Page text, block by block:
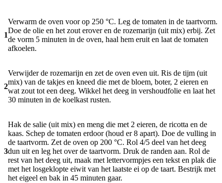
1
Verwarm de oven voor op 250 °C. Leg de tomaten in de taartvorm.
Doe de olie en het zout erover en de rozemarijn (uit mix) erbij. Zet
de vorm 5 minuten in de oven, haal hem eruit en laat de tomaten
afkoelen.
2
Verwijder de rozemarijn en zet de oven even uit. Ris de tijm (uit
mix) van de takjes en kneed die met de bloem, boter, 2 eieren en
wat zout tot een deeg. Wikkel het deeg in vershoudfolie en laat het
30 minuten in de koelkast rusten.
3
Hak de salie (uit mix) en meng die met 2 eieren, de ricotta en de
kaas. Schep de tomaten erdoor (houd er 8 apart). Doe de vulling in
de taartvorm. Zet de oven op 200 °C. Rol 4/5 deel van het deeg
dun uit en leg het over de taartvorm. Druk de randen aan. Rol de
rest van het deeg uit, maak met lettervormpjes een tekst en plak die
met het losgeklopte eiwit van het laatste ei op de taart. Bestrijk met
het eigeel en bak in 45 minuten gaar.